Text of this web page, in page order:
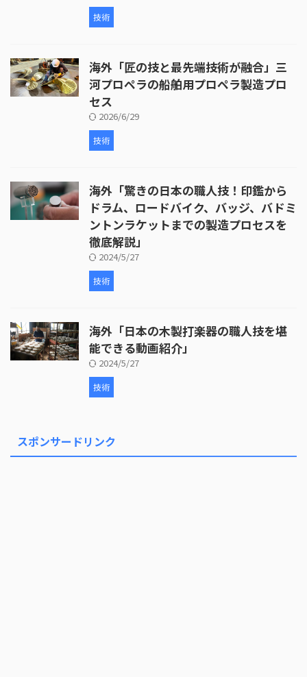
技術
海外「匠の技と最先端技術が融合」三
河プロペラの船舶用プロペラ製造プロ
セス
2026/6/29
技術
海外「驚きの日本の職人技！印鑑から
ドラム、ロードバイク、バッジ、バドミ
ントンラケットまでの製造プロセスを
徹底解説」
2024/5/27
技術
海外「日本の木製打楽器の職人技を堪
能できる動画紹介」
2024/5/27
技術
スポンサードリンク